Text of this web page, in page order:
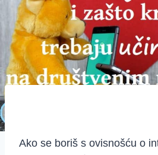
Ako se boriš s ovisnošću o